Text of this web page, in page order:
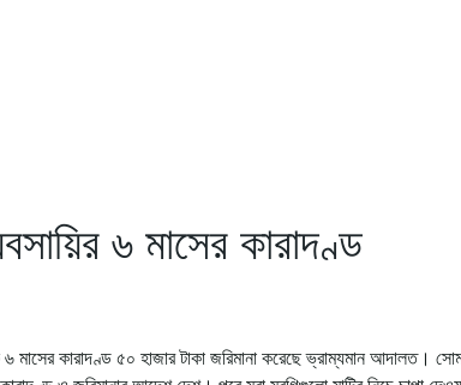
৬ মাসের কারাদণ্ড
মাসের কারাদণ্ড ৫০ হাজার টাকা জরিমানা করেছে ভ্রাম্যমান আদালত।